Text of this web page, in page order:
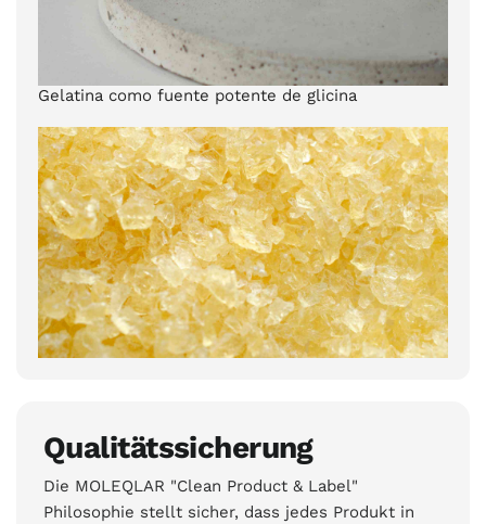
Gelatina como fuente potente de glicina
Qualitätssicherung
Die MOLEQLAR "Clean Product & Label"
Philosophie stellt sicher, dass jedes Produkt in